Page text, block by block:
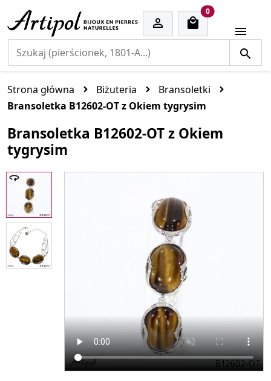

0cart items

Strona główna Biżuteria
Bransoletki
Bransoletka B12602-OT z Okiem tygrysim
Bransoletka B12602-OT z Okiem
tygrysim